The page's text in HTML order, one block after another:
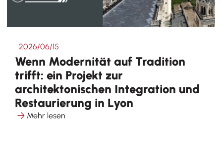
2026/06/15
Wenn Modernität auf Tradition
trifft: ein Projekt zur
architektonischen Integration und
Restaurierung in Lyon
Mehr lesen